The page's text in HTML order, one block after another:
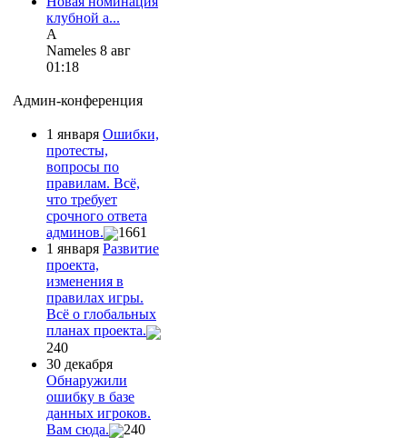
клубной а...
А
Nameles 8 авг
01:18
Админ-конференция
1 января Ошибки,
протесты,
вопросы по
правилам. Всё,
что требует
срочного ответа
админов.
1661
1 января Развитие
проекта,
изменения в
правилах игры.
Всё о глобальных
планах проекта.
240
30 декабря
Обнаружили
ошибку в базе
данных игроков.
Вам сюда.
240